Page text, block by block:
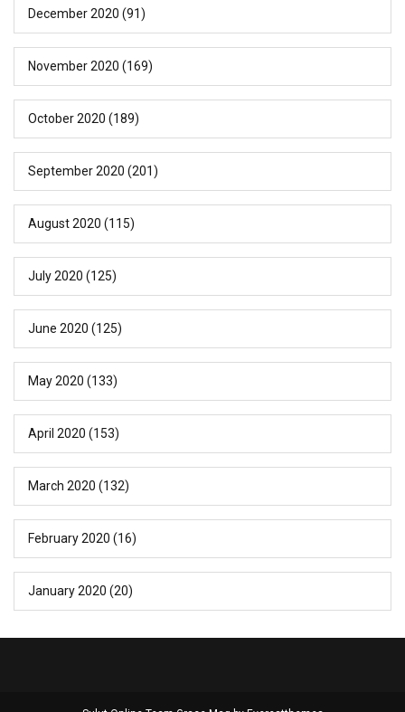
December 2020 (91)
November 2020 (169)
October 2020 (189)
September 2020 (201)
August 2020 (115)
July 2020 (125)
June 2020 (125)
May 2020 (133)
April 2020 (153)
March 2020 (132)
February 2020 (16)
January 2020 (20)